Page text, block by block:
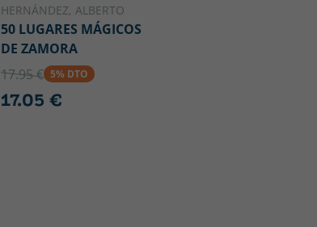
HERNÁNDEZ, ALBERTO
50 LUGARES MÁGICOS
DE ZAMORA
17.95 € 5% DTO
17.05 €